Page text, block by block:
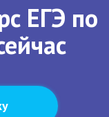
ЕГЭ по